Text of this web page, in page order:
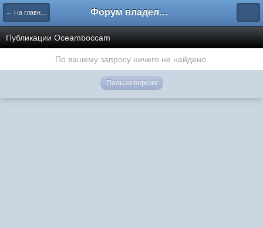
← На главную Форум владельцев интернет-магазинов
Публикации Oceamboccam
По вашему запросу ничего не найдено.
Полная версия